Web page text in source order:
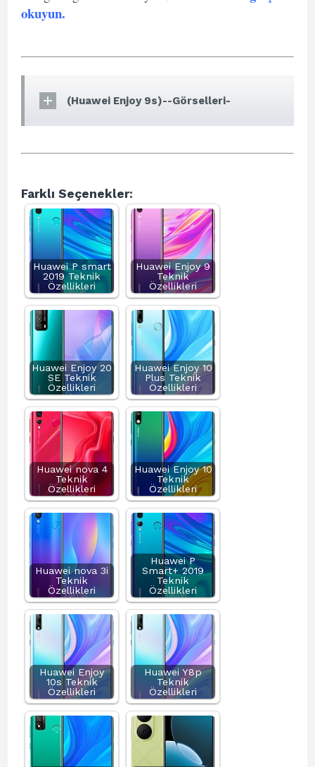
okuyun.
(Huawei Enjoy 9s)--Görselleri-
Farklı Seçenekler:
Huawei P smart
2019 Teknik
Özellikleri
Huawei Enjoy 9
Teknik
Özellikleri
Huawei Enjoy 20
SE Teknik
Özellikleri
Huawei Enjoy 10
Plus Teknik
Özellikleri
Huawei nova 4
Teknik
Özellikleri
Huawei Enjoy 10
Teknik
Özellikleri
Huawei nova 3i
Teknik
Özellikleri
Huawei P
Smart+ 2019
Teknik
Özellikleri
Huawei Enjoy
10s Teknik
Özellikleri
Huawei Y8p
Teknik
Özellikleri